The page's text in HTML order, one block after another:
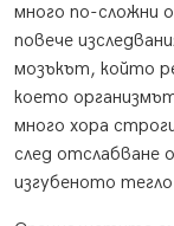
много по-сложни
повече
мозъкът, който
което
много хора
след отслабване
изгубеното